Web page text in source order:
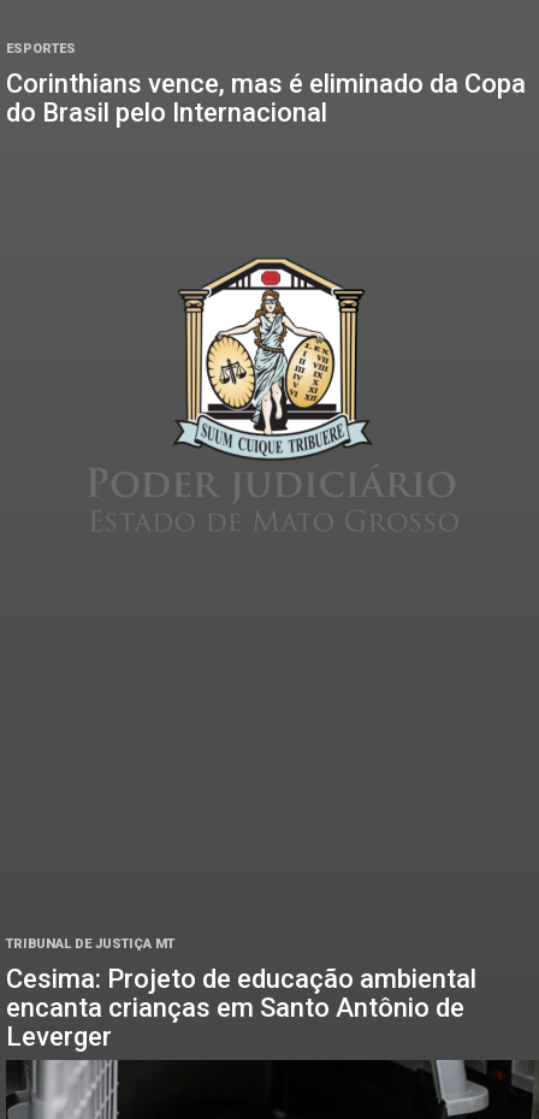
ESPORTES
Corinthians vence, mas é eliminado da Copa
do Brasil pelo Internacional
TRIBUNAL DE JUSTIÇA MT
Cesima: Projeto de educação ambiental
encanta crianças em Santo Antônio de
Leverger